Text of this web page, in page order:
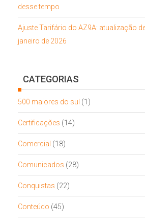
desse tempo
Ajuste Tarifário do AZ9A: atualização
janeiro de 2026
CATEGORIAS
500 maiores do sul (1)
Certificações (14)
Comercial (18)
Comunicados (28)
Conquistas (22)
Conteúdo (45)